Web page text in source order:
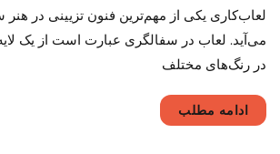
چیست؟
لعاب‌کاری یکی از مهم‌ترین فنون تزیینی در
می‌آید. لعاب در سفالگری عبارت است از یک
در رنگ‌های مختلف
ادامه مطلب